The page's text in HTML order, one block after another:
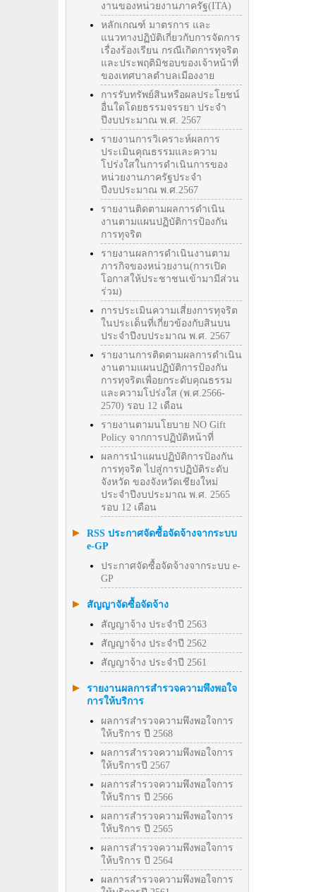
งานของหน่วยงานภาครัฐ(ITA)
หลักเกณฑ์ มาตรการ และ
แนวทางปฏิบัติเกี่ยวกับการจัดการ
เรื่องร้องเรียน กรณีเกิดการทุจริต
และประพฤติมิชอบของเจ้าหน้าที่
ของเทศบาลตำบลเมืองงาย
การรับทรัพย์สินหรือผลประโยชน์
อื่นใดโดยธรรมจรรยา ประจำ
ปีงบประมาณ พ.ศ. 2567
รายงานการวิเคราะห์ผลการ
ประเมินคุณธรรมและความ
โปร่งใสในการดำเนินการของ
หน่วยงานภาครัฐประจำ
ปีงบประมาณ พ.ศ.2567
รายงานติดตามผลการดำเนิน
งานตามแผนปฏิบัติการป้องกัน
การทุจริต
รายงานผลการดำเนินงานตาม
ภารกิจของหน่วยงาน(การเปิด
โอกาสให้ประชาชนเข้ามามีส่วน
ร่วม)
การประเมินความเสี่ยงการทุจริต
ในประเด็นที่เกี่ยวข้องกับสินบน
ประจำปีงบประมาณ พ.ศ. 2567
รายงานการติดตามผลการดำเนิน
งานตามแผนปฏิบัติการป้องกัน
การทุจริตเพื่อยกระดับคุณธรรม
และความโปร่งใส (พ.ศ.2566-
2570) รอบ 12 เดือน
รายงานตามนโยบาย NO Gift
Policy จากการปฏิบัติหน้าที่
ผลการนำแผนปฏิบัติการป้องกัน
การทุจริต ไปสู่การปฏิบัติระดับ
จังหวัด ของจังหวัดเชียงใหม่
ประจำปีงบประมาณ พ.ศ. 2565
รอบ 12 เดือน
RSS ประกาศจัดซื้อจัดจ้างจากระบบ
e-GP
ประกาศจัดซื้อจัดจ้างจากระบบ e-
GP
สัญญาจัดซื้อจัดจ้าง
สัญญาจ้าง ประจำปี 2563
สัญญาจ้าง ประจำปี 2562
สัญญาจ้าง ประจำปี 2561
รายงานผลการสำรวจความพึงพอใจ
การให้บริการ
ผลการสำรวจความพึงพอใจการ
ให้บริการ ปี 2568
ผลการสำรวจความพึงพอใจการ
ให้บริการปี 2567
ผลการสำรวจความพึงพอใจการ
ให้บริการ ปี 2566
ผลการสำรวจความพึงพอใจการ
ให้บริการ ปี 2565
ผลการสำรวจความพึงพอใจการ
ให้บริการ ปี 2564
ผลการสำรวจความพึงพอใจการ